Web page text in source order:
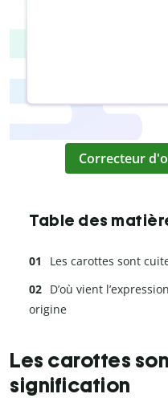
Correcteur
Table des
Les carottes sont
D’où vient
origine
Les carottes
signification